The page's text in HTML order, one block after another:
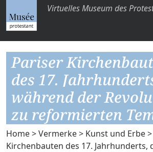
Virtuelles Museum des
Pariser
des 17.
während der
zu reformierten
Home>Vermerke> Kunst und Erbe
Kirchenbauten des 17. Jahrhunderts,